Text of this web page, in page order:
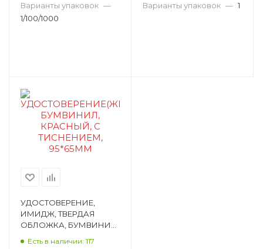
Варианты упаковок —
1/100/1000
Варианты упаковок — 1
УДОСТОВЕРЕНИЕ,
ИМИДЖ, ТВЕРДАЯ
ОБЛОЖКА, БУМВИНИЛ,
Есть в наличии: 117